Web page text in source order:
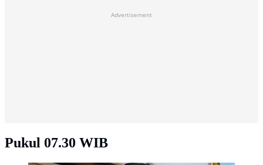
Advertisement
Pukul 07.30 WIB